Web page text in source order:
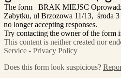
The form BRAK MIEJSC
Zabytku, ul Brzozowa 11/13, środa
no longer accepting responses.
Try contacting the owner of the form
This content is neither created nor
Service - Privacy Policy
Does this form look suspicious?